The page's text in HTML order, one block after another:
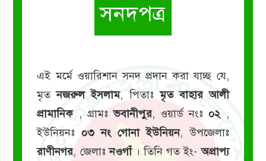
সনদপত্র
এই মর্মে ওয়ারিশান সনদ প্রদান করা যাচ্ছ যে,
মৃতনজরুল ইসলাম, পিতাঃমৃত বাহার আলী
প্রামানিক, গ্রামঃভবানীপুর, ওয়ার্ড নংঃ০২ ,
ইউনিয়নঃ০৩ নং গোনা ইউনিয়ন, উপজেলাঃ
রাণীনগর, জেলাঃনওগাঁ। তিনি গত ইং-অপ্রাপ্য